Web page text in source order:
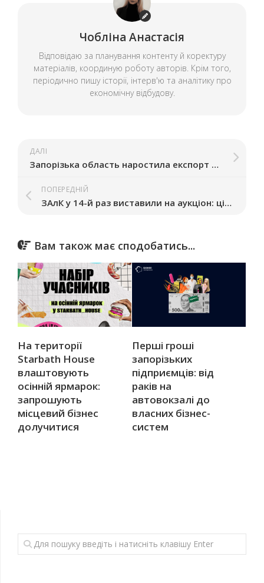
Чобліна Анастасія
Відповідаю за планування контенту й коректуру
матеріалів, координую роботу авторів. Крім того,
періодично пишу історії, інтерв'ю та аналітику про
економічну відбудову.
ДАЛІ
Запорізька область наростила експорт послуг на 66%
ПОПЕРЕДНІЙ
ЗАлК у 14-й раз виставили на аукціон: ціну знизили вдвічі
Вам також має сподобатись...
На території
Starbath House
влаштовують
осінній ярмарок:
запрошують
місцевий бізнес
долучитися
Перші гроші
запорізьких
підприємців: від
раків на
автовокзалі до
власних бізнес-
систем